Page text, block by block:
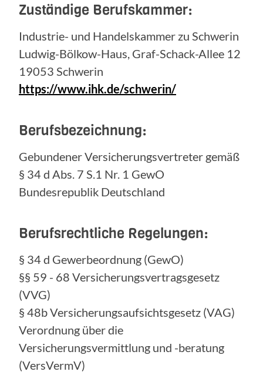
Zuständige Berufskammer:
Industrie- und Handelskammer zu Schwerin
Ludwig-Bölkow-Haus, Graf-Schack-Allee 12
19053 Schwerin
https://www.ihk.de/schwerin/
Berufsbezeichnung:
Gebundener Versicherungsvertreter gemäß
§ 34 d Abs. 7 S.1 Nr. 1 GewO
Bundesrepublik Deutschland
Berufsrechtliche Regelungen:
§ 34 d Gewerbeordnung (GewO)
§§ 59 - 68 Versicherungsvertragsgesetz
(VVG)
§ 48b Versicherungsaufsichtsgesetz (VAG)
Verordnung über die
Versicherungsvermittlung und -beratung
(VersVermV)